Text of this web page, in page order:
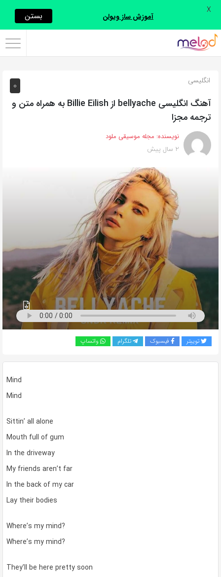
اشتراک
با
روش‌های
زیر
این
صفحه
اشتراک
کپی
لینک
0 انگلیسی
آهنگ انگلیسی bellyache از Billie Eilish به همراه متن و
ترجمه مجزا
نویسنده: مجله موسیقی ملود
2 سال پیش
توییتر فیسبوک تلگرام واتساپ
Mind
Mind
Sittin’ all alone
Mouth full of gum
In the driveway
My friends aren’t far
In the back of my car
Lay their bodies
Where’s my mind?
Where’s my mind?
They’ll be here pretty soon
آموزش ساز ویولن بستن X